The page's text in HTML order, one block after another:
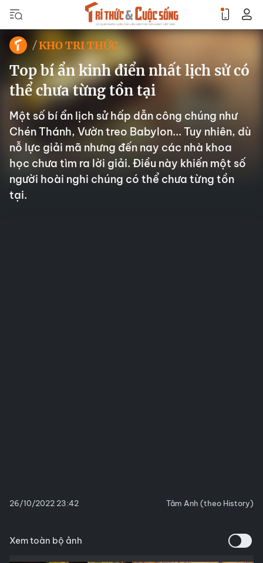
KHO TRI THỨC
Top bí ẩn kinh điển nhất lịch sử có
thể chưa từng tồn tại
Một số bí ẩn lịch sử hấp dẫn công chúng như
Chén Thánh, Vườn treo Babylon... Tuy nhiên, dù
nỗ lực giải mã nhưng đến nay các nhà khoa
học chưa tìm ra lời giải. Điều này khiến một số
người hoài nghi chúng có thể chưa từng tồn
tại.
26/10/2022 23:42 Tâm Anh (theo History)
Xem toàn bộ ảnh